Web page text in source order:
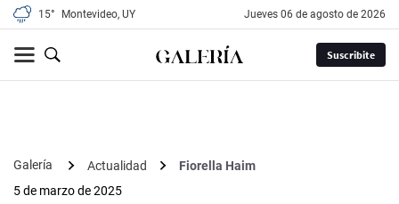
15° Montevideo, UY jueves 06 de agosto de 2026
Suscribite
Galería Actualidad
Fiorella Haim
5 de marzo de 2025